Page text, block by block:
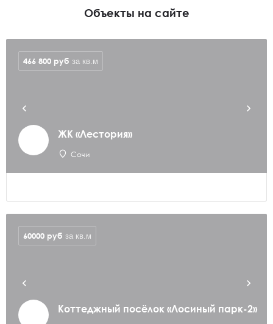
Объекты на сайте
ЖК «Лестория»
Сочи
466 800 руб за кв.м
Коттеджный посёлок «Лосиный парк-2»
60000 руб за кв.м